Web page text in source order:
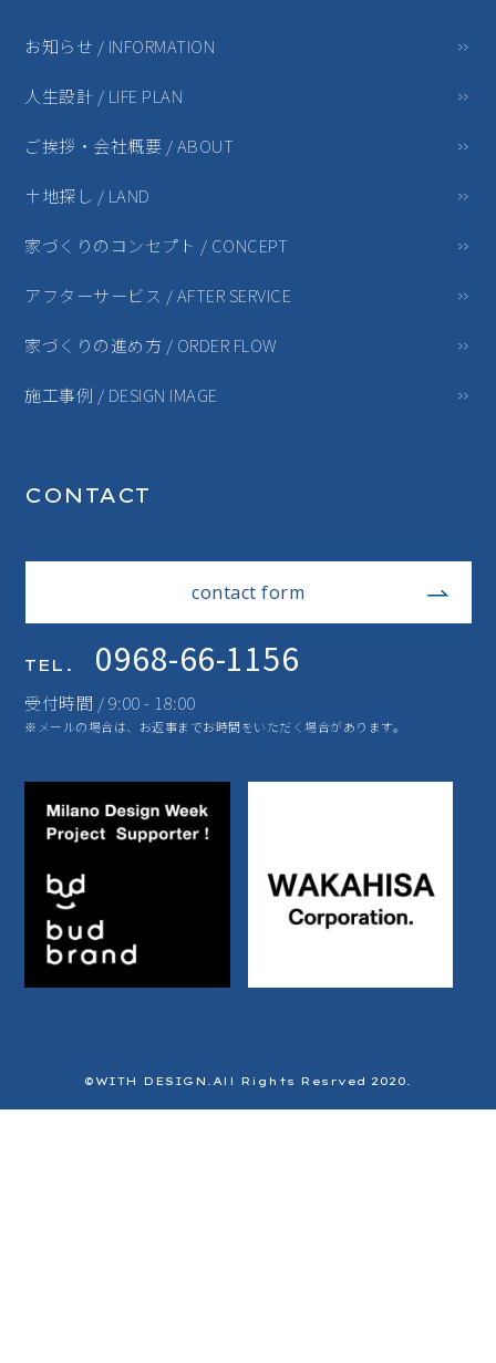
お知らせ / INFORMATION
人生設計 / LIFE PLAN
ご挨拶・会社概要 / ABOUT
土地探し / LAND
家づくりのコンセプト / CONCEPT
アフターサービス / AFTER SERVICE
家づくりの進め方 / ORDER FLOW
施工事例 / DESIGN IMAGE
CONTACT
contact form
TEL. 0968-66-1156
受付時間 / 9:00 - 18:00
※メールの場合は、お返事までお時間をいただく場合があります。
©️WITH DESIGN.All Rights Resrved 2020.